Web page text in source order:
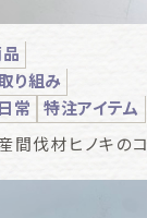
り組み
常
特注アイテム
間伐材ヒノキのコ